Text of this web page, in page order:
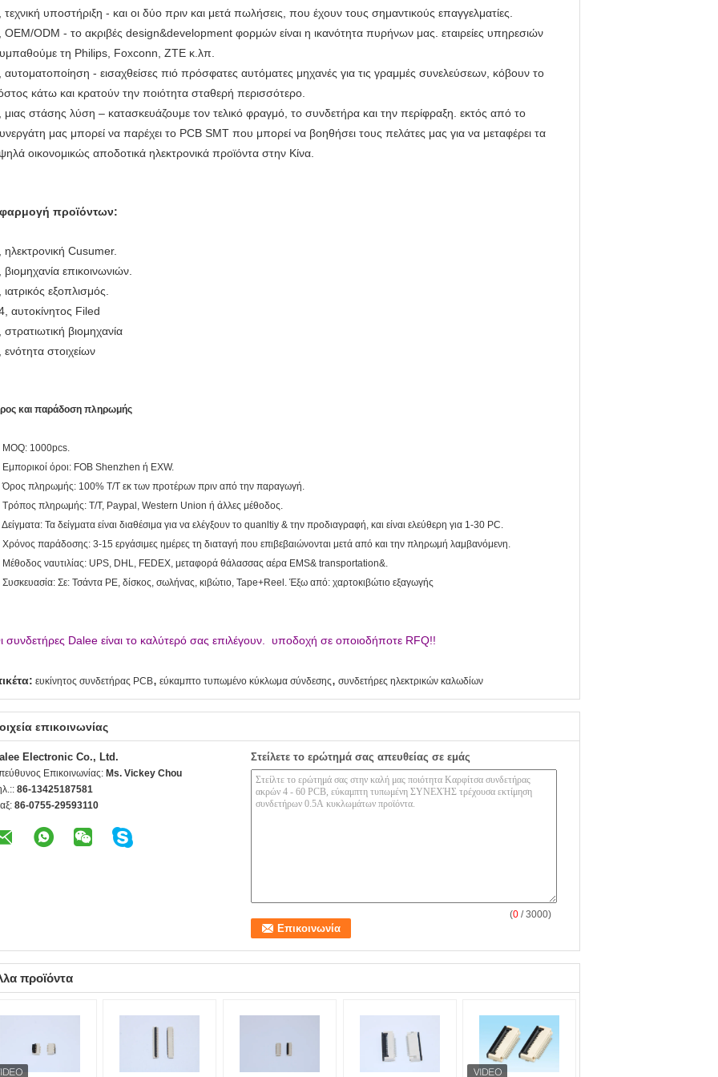
τεχνική υποστήριξη - και οι δύο πριν και μετά πωλήσεις, που έχουν τους σημαντικούς επαγγελματίες.
OEM/ODM - το ακριβές design&development φορμών είναι η ικανότητα πυρήνων μας. εταιρείες υπηρεσιών
τη Philips, Foxconn, ZTE κ.λπ.
αυτοματοποίηση - εισαχθείσες πιό πρόσφατες αυτόματες μηχανές για τις γραμμές συνελεύσεων, κόβουν το
κάτω και κρατούν την ποιότητα σταθερή περισσότερο.
μιας στάσης λύση – κατασκευάζουμε τον τελικό φραγμό, το συνδετήρα και την περίφραξη. εκτός από το
μας μπορεί να παρέχει το PCB SMT που μπορεί να βοηθήσει τους πελάτες μας για να μεταφέρει τα
οικονομικώς αποδοτικά ηλεκτρονικά προϊόντα στην Κίνα.
προϊόντων:
ηλεκτρονική Cusumer.
βιομηχανία επικοινωνιών.
ιατρικός εξοπλισμός.
αυτοκίνητος Filed
στρατιωτική βιομηχανία
ενότητα στοιχείων
και παράδοση πληρωμής
MOQ: 1000pcs.
Εμπορικοί όροι: FOB Shenzhen ή EXW.
Όρος πληρωμής: 100% T/T εκ των προτέρων πριν από την παραγωγή.
Τρόπος πληρωμής: T/T, Paypal, Western Union ή άλλες μέθοδος.
Τα δείγματα είναι διαθέσιμα για να ελέγξουν το quanltiy & την προδιαγραφή, και είναι ελεύθερη για 1-30 PC.
Χρόνος παράδοσης: 3-15 εργάσιμες ημέρες τη διαταγή που επιβεβαιώνονται μετά από και την πληρωμή λαμβανόμενη.
Μέθοδος ναυτιλίας: UPS, DHL, FEDEX, μεταφορά θάλασσας αέρα EMS& transportation&.
Συσκευασία: Σε: Τσάντα PE, δίσκος, σωλήνας, κιβώτιο, Tape+Reel. Έξω από: χαρτοκιβώτιο εξαγωγής
συνδετήρες Dalee είναι το καλύτερό σας επιλέγουν. υποδοχή σε οποιοδήποτε RFQ!!
ευκίνητος συνδετήρας PCB, εύκαμπτο τυπωμένο κύκλωμα σύνδεσης, συνδετήρες ηλεκτρικών καλωδίων
επικοινωνίας
Electronic Co., Ltd.
Επικοινωνίας: Ms. Vickey Chou
86-13425187581
86-0755-29593110
Στείλετε το ερώτημά σας απευθείας σε εμάς
(0 / 3000)
προϊόντα